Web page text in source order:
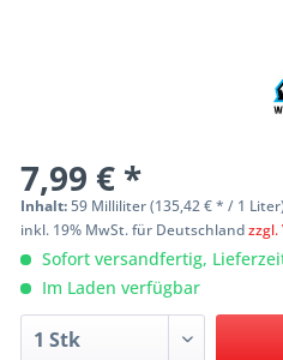
7,99 € *
Inhalt:59 Milliliter (135,42 € * / 1
inkl. 19% MwSt. für Deutschland
Sofort versandfertig,
Im Laden verfügbar